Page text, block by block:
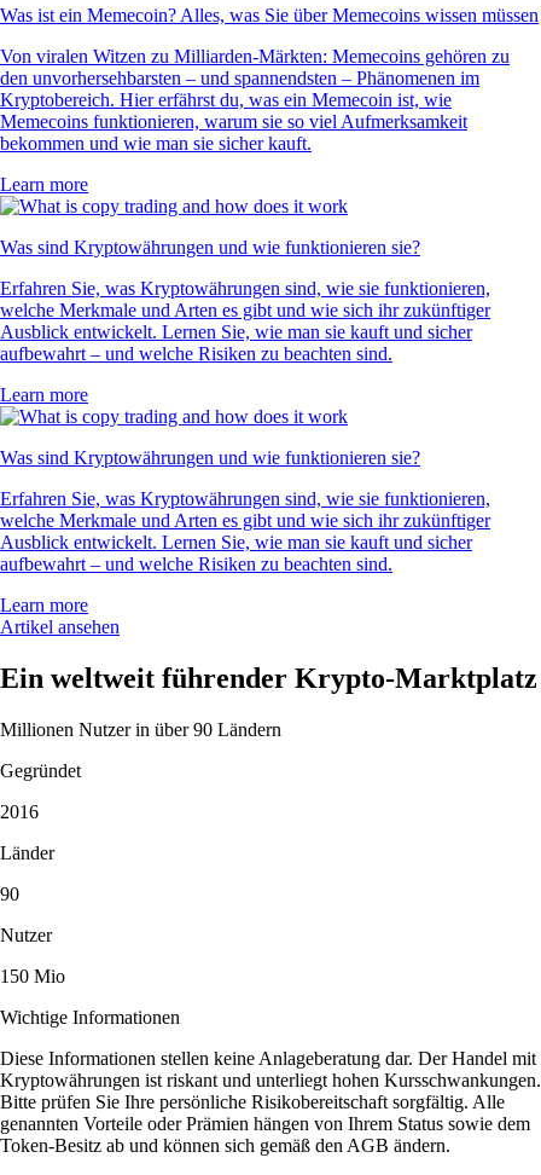
Was ist ein Memecoin? Alles, was Sie über Memecoins wissen müssen
Von viralen Witzen zu Milliarden-Märkten: Memecoins gehören zu
den unvorhersehbarsten – und spannendsten – Phänomenen im
Kryptobereich. Hier erfährst du, was ein Memecoin ist, wie
Memecoins funktionieren, warum sie so viel Aufmerksamkeit
bekommen und wie man sie sicher kauft.
Learn more
Was sind Kryptowährungen und wie funktionieren sie?
Erfahren Sie, was Kryptowährungen sind, wie sie funktionieren,
welche Merkmale und Arten es gibt und wie sich ihr zukünftiger
Ausblick entwickelt. Lernen Sie, wie man sie kauft und sicher
aufbewahrt – und welche Risiken zu beachten sind.
Learn more
Was sind Kryptowährungen und wie funktionieren sie?
Erfahren Sie, was Kryptowährungen sind, wie sie funktionieren,
welche Merkmale und Arten es gibt und wie sich ihr zukünftiger
Ausblick entwickelt. Lernen Sie, wie man sie kauft und sicher
aufbewahrt – und welche Risiken zu beachten sind.
Learn more
Artikel ansehen
Ein weltweit führender Krypto-Marktplatz
Millionen Nutzer in über 90 Ländern
Gegründet
2016
Länder
90
Nutzer
150 Mio
Wichtige Informationen
Diese Informationen stellen keine Anlageberatung dar. Der Handel mit
Kryptowährungen ist riskant und unterliegt hohen Kursschwankungen.
Bitte prüfen Sie Ihre persönliche Risikobereitschaft sorgfältig. Alle
genannten Vorteile oder Prämien hängen von Ihrem Status sowie dem
Token-Besitz ab und können sich gemäß den AGB ändern.